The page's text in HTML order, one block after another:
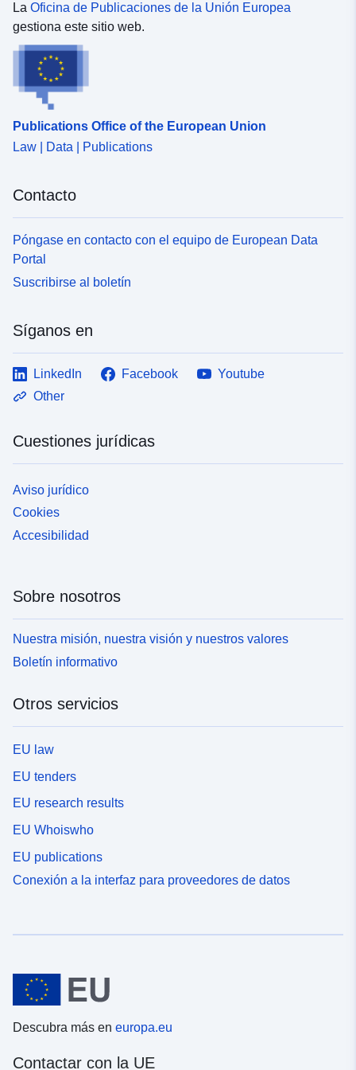
Conforme a:
Recurso:
uriRef:
La Oficina de Publicaciones de la Unión Europea
gestiona este sitio web.
Publications Office of the European Union
Law | Data | Publications
Contacto
Póngase en contacto con el equipo de European Data
Portal
Suscribirse al boletín
Síganos en
LinkedIn Facebook
Youtube
Other
Cuestiones jurídicas
Aviso jurídico
Cookies
Accesibilidad
Sobre nosotros
Nuestra misión, nuestra visión y nuestros valores
Boletín informativo
Otros servicios
EU law
EU tenders
EU research results
EU Whoiswho
EU publications
Conexión a la interfaz para proveedores de datos
Descubra más en europa.eu
Contactar con la UE